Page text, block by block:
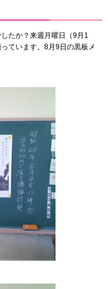
たか？来週月曜日（9月1
ています。8月9日の黒板メ